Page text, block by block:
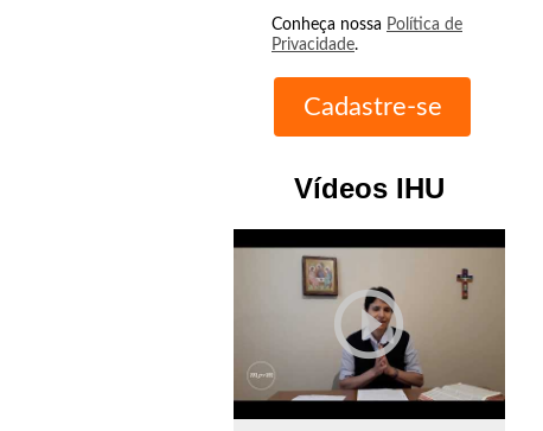
Conheça nossa Política de
Privacidade.
Vídeos IHU
play_circle_outline